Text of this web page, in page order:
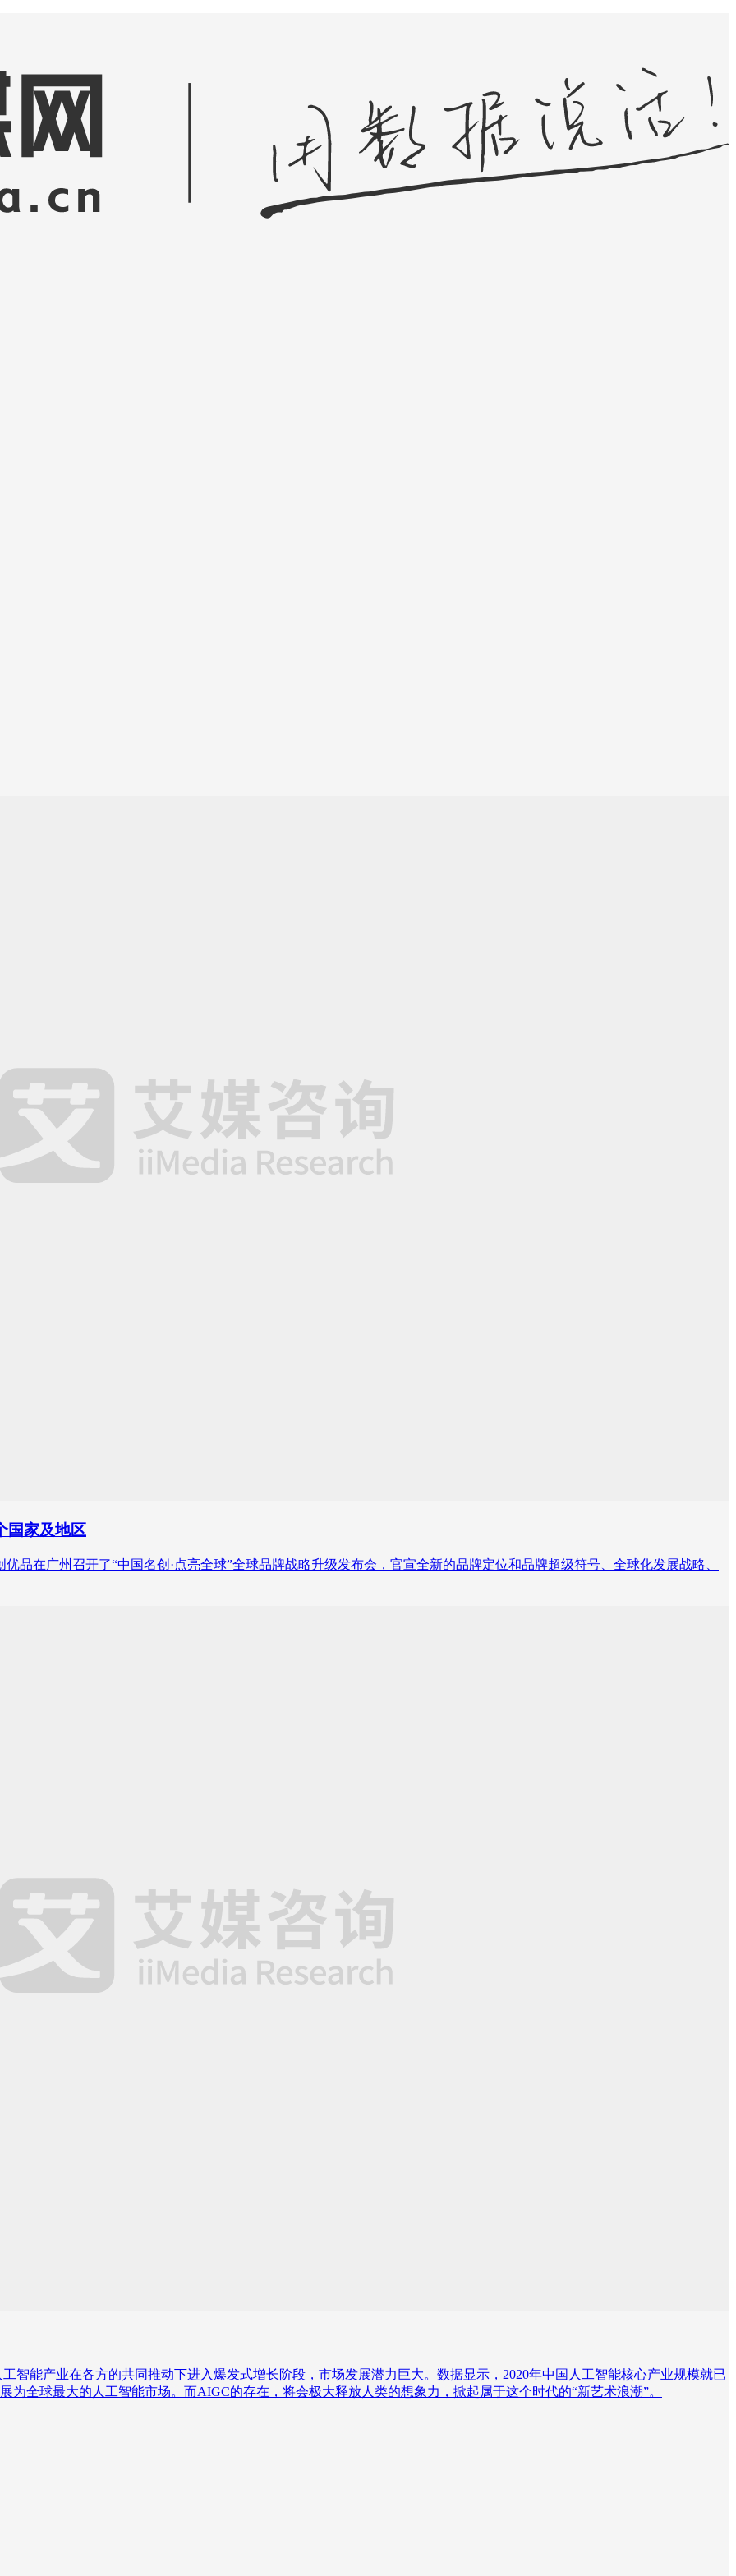
国家及地区
品在广州召开了“中国名创·点亮全球”全球品牌战略升级发布会，官宣全新的品牌定位和品牌超级符号、全球化发展战略、
智能产业在各方的共同推动下进入爆发式增长阶段，市场发展潜力巨大。数据显示，2020年中国人工智能核心产业规模就已
为全球最大的人工智能市场。而AIGC的存在，将会极大释放人类的想象力，掀起属于这个时代的“新艺术浪潮”。